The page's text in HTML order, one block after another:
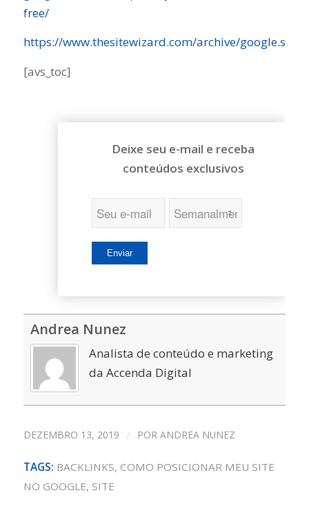
free/
https://www.thesitewizard.com/archive/
[avs_toc]
Deixe seu e-mail e receba
conteúdos exclusivos
Andrea Nunez
Analista de conteúdo e marketing
da Accenda Digital
DEZEMBRO 13, 2019 / POR ANDREA NUNEZ
TAGS: BACKLINKS, COMO POSICIONAR MEU SITE
NO GOOGLE, SITE